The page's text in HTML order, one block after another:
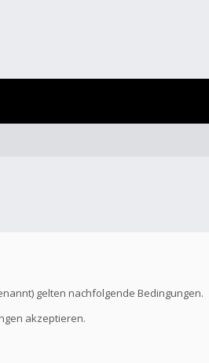
gelten nachfolgende Bedingungen.
akzeptieren.